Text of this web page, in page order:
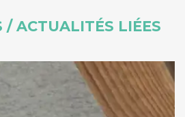
/ ACTUALITÉS LIÉES